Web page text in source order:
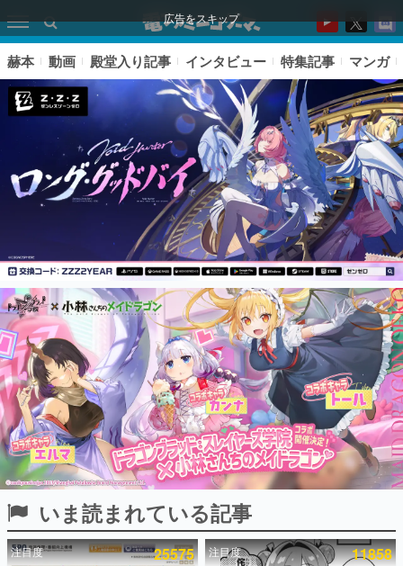
広告をスキップ
ピックアップ
電ファミのいま読まれている記事ランキング
アプリセール情報
インタビュー
連載・特集一覧
殿堂入り記事
SNS拡散数が数千以上！ ページビュー数万以上！ などな
ど。多くの人々に読まれた、電ファミ渾身の“殿堂入り”記
事をまとめました。
赫本 動画 殿堂入り記事 インタビュー 特集記事 マンガ
いま読まれている記事
注目度 25575 注目度 11858